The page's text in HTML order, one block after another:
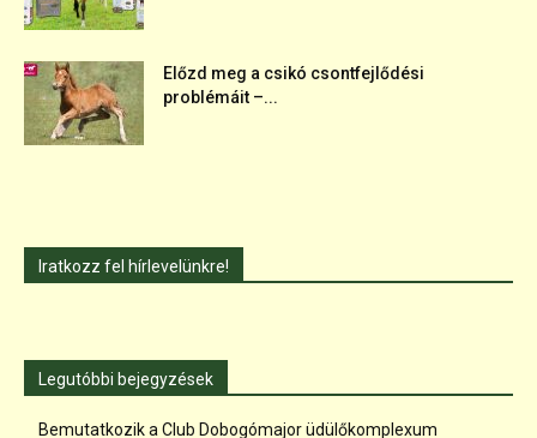
Előzd meg a csikó csontfejlődési
problémáit –...
Iratkozz fel hírlevelünkre!
Legutóbbi bejegyzések
Bemutatkozik a Club Dobogómajor üdülőkomplexum